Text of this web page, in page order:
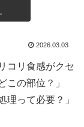
2026.03.03
コリ食感がクセ
この部位？」
理って必要？」